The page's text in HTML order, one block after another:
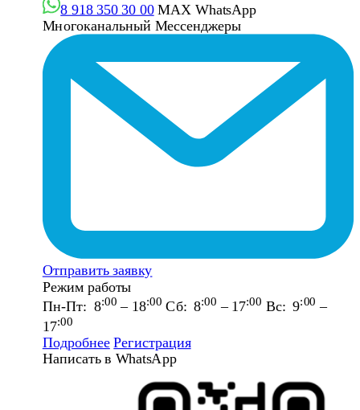
8 918 350 30 00 MAX WhatsApp
Многоканальный Мессенджеры
Отправить заявку
Режим работы
Пн-Пт: 8:00 – 18:00 Сб: 8:00 – 17:00 Вс: 9:00 –
17:00
Подробнее Регистрация
Написать в WhatsApp